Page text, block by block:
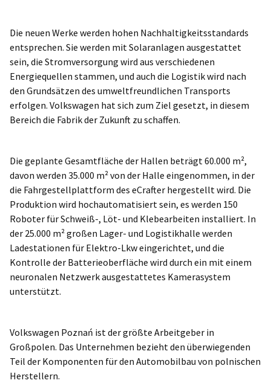
Die neuen Werke werden hohen Nachhaltigkeitsstandards
entsprechen. Sie werden mit Solaranlagen ausgestattet
sein, die Stromversorgung wird aus verschiedenen
Energiequellen stammen, und auch die Logistik wird nach
den Grundsätzen des umweltfreundlichen Transports
erfolgen. Volkswagen hat sich zum Ziel gesetzt, in diesem
Bereich die Fabrik der Zukunft zu schaffen.
Die geplante Gesamtfläche der Hallen beträgt 60.000 m²,
davon werden 35.000 m² von der Halle eingenommen, in der
die Fahrgestellplattform des eCrafter hergestellt wird. Die
Produktion wird hochautomatisiert sein, es werden 150
Roboter für Schweiß-, Löt- und Klebearbeiten installiert. In
der 25.000 m² großen Lager- und Logistikhalle werden
Ladestationen für Elektro-Lkw eingerichtet, und die
Kontrolle der Batterieoberfläche wird durch ein mit einem
neuronalen Netzwerk ausgestattetes Kamerasystem
unterstützt.
Volkswagen Poznań ist der größte Arbeitgeber in
Großpolen. Das Unternehmen bezieht den überwiegenden
Teil der Komponenten für den Automobilbau von polnischen
Herstellern.